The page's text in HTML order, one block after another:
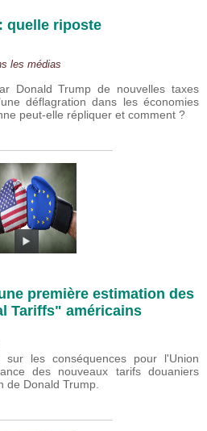
quelle riposte
les médias
Donald Trump de nouvelles taxes
déflagration dans les économies
peut-elle répliquer et comment ?
première estimation des
Tariffs" américains
sur les conséquences pour l'Union
des nouveaux tarifs douaniers
de Donald Trump.